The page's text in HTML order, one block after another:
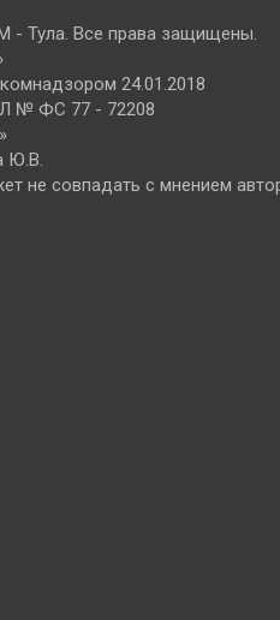
- Тула. Все права защищены.
24.01.2018
№ ФС 77 - 72208
Ю.В.
не совпадать с мнением